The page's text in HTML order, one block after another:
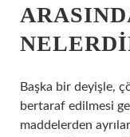
Başka bir deyişle,
bertaraf edilmesi
maddelerden